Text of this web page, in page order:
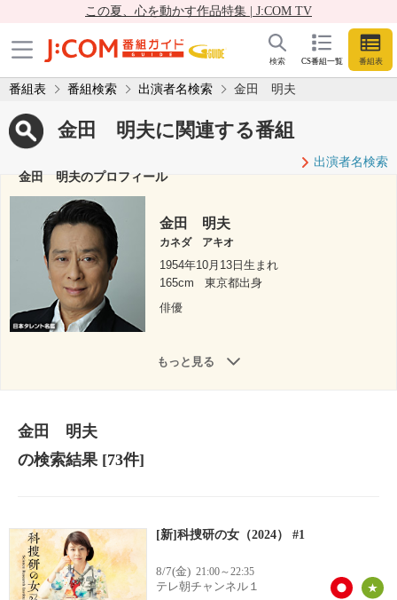
この夏、心を動かす作品特集 | J:COM TV
CS番組一覧 番組表
検索
番組表 番組検索 出演者名検索 金田 明夫
金田 明夫に関連する番組
出演者名検索
金田 明夫のプロフィール
金田 明夫
カネダ アキオ
1954年10月13日生まれ
165cm
東京都出身
俳優
もっと見る
金田 明夫
の検索結果[73件]
[新]科捜研の女（2024） #1
8/7(金) 21:00～22:35
テレ朝チャンネル１